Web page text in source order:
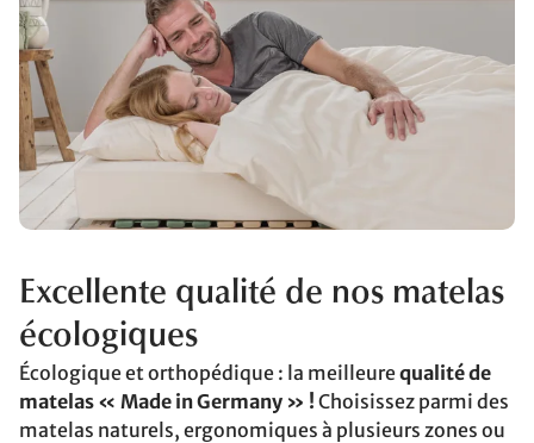
Excellente qualité de nos matelas
écologiques
Écologique et orthopédique : la meilleurequalité de
matelas « Made in Germany » ! Choisissez parmi des
matelas naturels, ergonomiques à plusieurs zones ou